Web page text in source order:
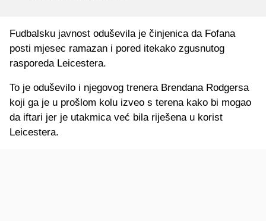
Fudbalsku javnost oduševila je činjenica da Fofana
posti mjesec ramazan i pored itekako zgusnutog
rasporeda Leicestera.
To je oduševilo i njegovog trenera Brendana Rodgersa
koji ga je u prošlom kolu izveo s terena kako bi mogao
da iftari jer je utakmica već bila riješena u korist
Leicestera.